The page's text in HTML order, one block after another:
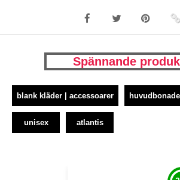
Spännande
blank kläder | accessoarer
unisex atlantis